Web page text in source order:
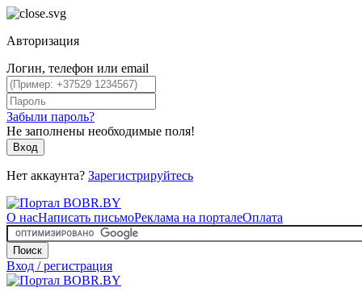
Авторизация
Логин, телефон или email
Забыли пароль?
Не заполнены необходимые поля!
Вход
Нет аккаунта? Зарегистрируйтесь
О насНаписать письмоРеклама на порталеОплата
Поиск
Вход / регистрация